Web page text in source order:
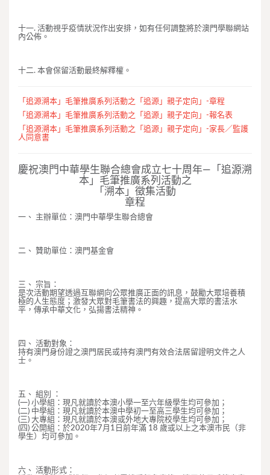
十一. 活動視乎疫情狀況作出安排，如有任何調整將於澳門學聯網站
內公佈。
十二. 本會保留活動最終解釋權。
「追源溯本」毛筆推廣系列活動之「追源」親子定向」-章程
「追源溯本」毛筆推廣系列活動之「追源」親子定向」-報名表
「追源溯本」毛筆推廣系列活動之「追源」親子定向」-家長／監護
人同意書
慶祝澳門中華學生聯合總會成立七十周年—「追源溯
本」毛筆推廣系列活動之
「溯本」徵集活動
章程
一、 主辦單位：澳門中華學生聯合總會
二、 贊助單位：澳門基金會
三、 宗旨：
是次活動期望透過互聯網向公眾推廣正面的訊息，鼓勵大眾培養積
極的人生態度；激發大眾對毛筆書法的興趣，提高大眾的書法水
平，傳承中華文化，弘揚書法精神。
四、 活動對象：
持有澳門身份證之澳門居民或持有澳門有效合法居留證明文件之人
士。
五、 組別 ：
(一) 小學組：現凡就讀於本澳小學一至六年級學生均可參加；
(二) 中學組：現凡就讀於本澳中學初一至高三學生均可參加；
(三) 大專組：現凡就讀於本澳或外地大專院校學生均可參加；
(四) 公開組：於2020年7月1日前年滿 18 歲或以上之本澳市民（非
學生）均可參加。
六、 活動形式：